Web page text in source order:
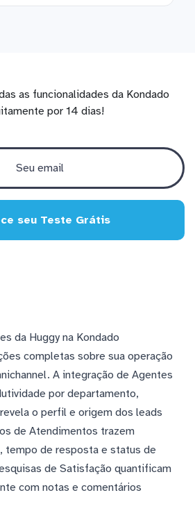
as funcionalidades da Kondado
por 14 dias!
seu Teste Grátis
da Huggy na Kondado
completas sobre sua operação
A integração de Agentes
por departamento,
o perfil e origem dos leads
de Atendimentos trazem
tempo de resposta e status de
de Satisfação quantificam
com notas e comentários